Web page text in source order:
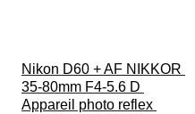
Nikon D60 + AF NIKKOR
35-80mm F4-5.6 D
Appareil photo reflex